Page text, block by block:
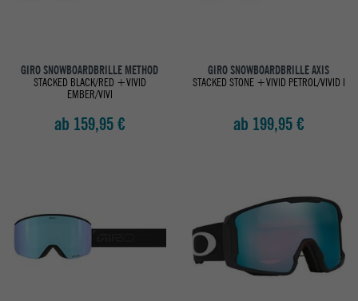
GIRO SNOWBOARDBRILLE METHOD
STACKED BLACK/RED +VIVID
EMBER/VIVI
ab 159,95 €
GIRO SNOWBOARDBRILLE AXIS
STACKED STONE +VIVID PETROL/VIVID I
ab 199,95 €